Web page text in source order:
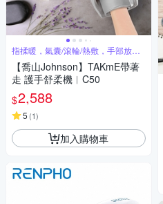
指揉暖，氣囊/滾輪/熱敷，手部放鬆
SPA
【喬山Johnson】TAKmE帶著
走 護手舒柔機︱C50
$2,588
5 (1)
加入購物車